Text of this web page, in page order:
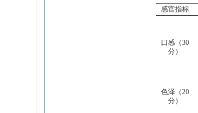
感官指标
口感（30
分）
色泽（20
分）